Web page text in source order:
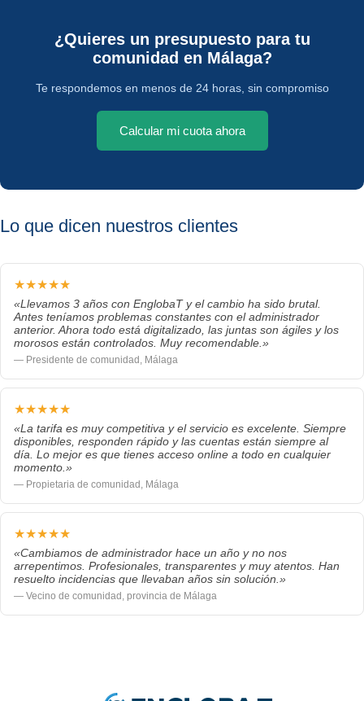
¿Quieres un presupuesto para tu
comunidad en Málaga?
Te respondemos en menos de 24 horas, sin compromiso
Calcular mi cuota ahora
Lo que dicen nuestros clientes
★★★★★
«Llevamos 3 años con EnglobaT y el cambio ha sido brutal.
Antes teníamos problemas constantes con el administrador
anterior. Ahora todo está digitalizado, las juntas son ágiles y los
morosos están controlados. Muy recomendable.»
— Presidente de comunidad, Málaga
★★★★★
«La tarifa es muy competitiva y el servicio es excelente. Siempre
disponibles, responden rápido y las cuentas están siempre al
día. Lo mejor es que tienes acceso online a todo en cualquier
momento.»
— Propietaria de comunidad, Málaga
★★★★★
«Cambiamos de administrador hace un año y no nos
arrepentimos. Profesionales, transparentes y muy atentos. Han
resuelto incidencias que llevaban años sin solución.»
— Vecino de comunidad, provincia de Málaga